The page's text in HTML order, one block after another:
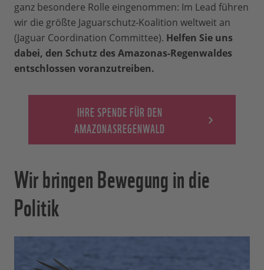
ganz besondere Rolle eingenommen: Im Lead führen
wir die größte Jaguarschutz-Koalition weltweit an
(Jaguar Coordination Committee). Helfen Sie uns
dabei, den Schutz des Amazonas-Regenwaldes
entschlossen voranzutreiben.
IHRE SPENDE FÜR DEN
AMAZONASREGENWALD
Wir bringen Bewegung in die
Politik